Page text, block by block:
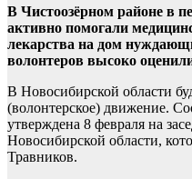
В Чистоозёрном районе в
активно помогали
лекарства на дом
волонтеров высоко
В Новосибирской области
(волонтерское) движение.
утверждена 8 февраля на
Новосибирской области,
Травников.